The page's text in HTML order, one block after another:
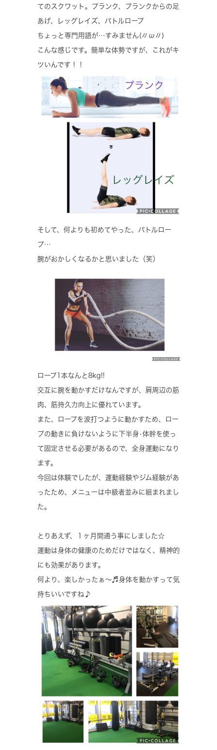
てのスクワット。プランク、プランクからの足
あげ、レッグレイズ、バトルロープ
ちょっと専門用語が…すみません(〃ω〃)
こんな感じです。簡単な体勢ですが、これがキ
ツいんです！！
そして、何よりも初めてやった、バトルロー
プ…
腕がおかしくなるかと思いました（笑）
ロープ1本なんと8kg!!
交互に腕を動かすだけなんですが、肩周辺の筋
肉、筋持久力向上に優れています。
また、ロープを波打つように動かすため、ロー
プの動きに負けないように下半身•体幹を使っ
て固定させる必要があるので、全身運動になり
ます。
今回は体験でしたが、運動経験やジム経験があ
ったため、メニューは中級者並みに組まれまし
た。
とりあえず、１ヶ月間通う事にしました☆
運動は身体の健康のためだけではなく、精神的
にも効果があります。
何より、楽しかったぁ〜♬身体を動かすって気
持ちいいですね♪